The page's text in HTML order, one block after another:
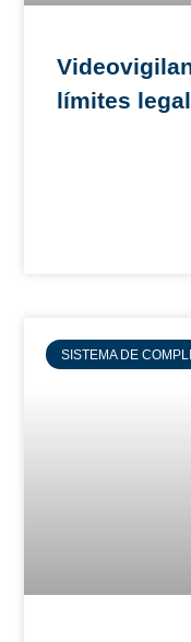
límites
SISTEMA DE